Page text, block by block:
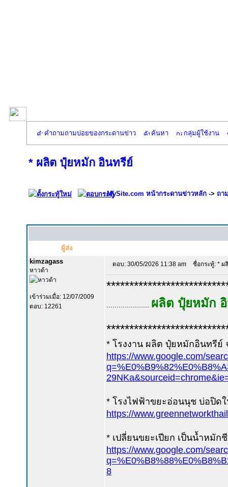
คำถามถามบ่อยของกระดานข่าว ค้นหา กลุ่มผู้ใช้งาน
* ผลิต ปุ๋ยหมัก อินทรีย์
MySite.com หน้ากระดานข่าวหลัก -> ถา
ผู้ส่ง
kimzagass
หาวด้า
เข้าร่วมเมื่อ: 12/07/2009
ตอบ: 12261
ตอบ: 30/05/2026 11:38 am ชื่อกระทู้: * ผ
ผลิต ปุ๋ยหมัก
* โรงงาน ผลิต ปุ๋ยหมักอินทรีย์
https://www.google.com/
* โรงไฟฟ้าขยะอ่อนนุช บ่อปิด
https://
* เปลี่ยนขยะเปียก เป็นน้ำหมัก
https://www.google.com/
8